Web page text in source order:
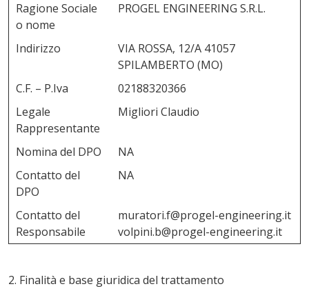
Ragione Sociale
o nome
PROGEL ENGINEERING S.R.L.
Indirizzo
VIA ROSSA, 12/A 41057
SPILAMBERTO (MO)
C.F. – P.Iva
02188320366
Legale
Rappresentante
Migliori Claudio
Nomina del DPO
NA
Contatto del
DPO
NA
Contatto del
Responsabile
muratori.f@progel-engineering.it
volpini.b@progel-engineering.it
2. Finalità e base giuridica del trattamento